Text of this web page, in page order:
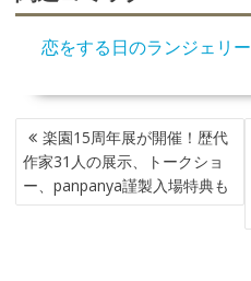
恋をする日のランジェリー
投
稿
ナ
ビ
楽園15周年展が開催！歴代
作家31人の展示、トークショ
ー、panpanya謹製入場特典も